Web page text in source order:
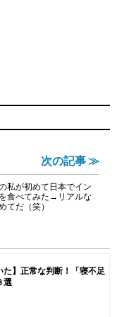
次の記事 ≫
私が初めて日本でイン
食べてみた→リアルな
てだ（笑）
た】正常な判断！「寝不足
選